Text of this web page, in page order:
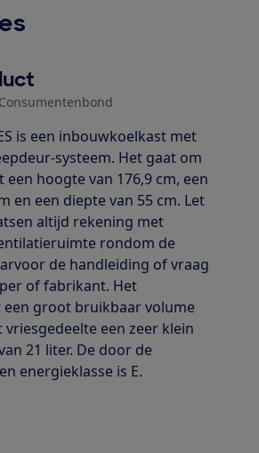
is een inbouwkoelkast met
systeem. Het gaat om
hoogte van 176,9 cm, een
en een diepte van 55 cm. Let
altijd rekening met
rondom de
de handleiding of vraag
of fabrikant. Het
een groot bruikbaar volume
een zeer klein
21 liter. De door de
energieklasse is E.